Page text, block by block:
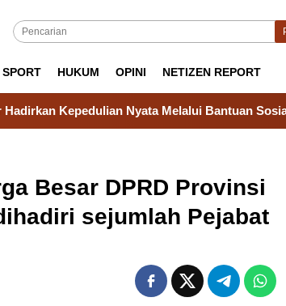
SPORT HUKUM OPINI NETIZEN REPORT
Bantuan Sosial untuk Keluarga Warga
Besar DPRD Provinsi
sejumlah Pejabat